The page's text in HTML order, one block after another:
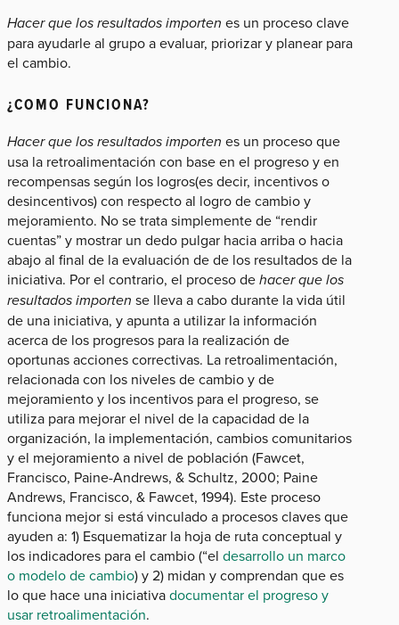
Hacer que los resultados importen es un proceso clave
para ayudarle al grupo a evaluar, priorizar y planear para
el cambio.
¿COMO FUNCIONA?
Hacer que los resultados importen es un proceso que
usa la retroalimentación con base en el progreso y en
recompensas según los logros(es decir, incentivos o
desincentivos) con respecto al logro de cambio y
mejoramiento. No se trata simplemente de “rendir
cuentas” y mostrar un dedo pulgar hacia arriba o hacia
abajo al final de la evaluación de de los resultados de la
iniciativa. Por el contrario, el proceso dehacer que los
resultados importen se lleva a cabo durante la vida útil
de una iniciativa, y apunta a utilizar la información
acerca de los progresos para la realización de
oportunas acciones correctivas. La retroalimentación,
relacionada con los niveles de cambio y de
mejoramiento y los incentivos para el progreso, se
utiliza para mejorar el nivel de la capacidad de la
organización, la implementación, cambios comunitarios
y el mejoramiento a nivel de población (Fawcet,
Francisco, Paine-Andrews, & Schultz, 2000; Paine
Andrews, Francisco, & Fawcet, 1994). Este proceso
funciona mejor si está vinculado a procesos claves que
ayuden a: 1) Esquematizar la hoja de ruta conceptual y
los indicadores para el cambio (“el desarrollo un marco
o modelo de cambio) y 2) midan y comprendan que es
lo que hace una iniciativadocumentar el progreso y
usar retroalimentación.